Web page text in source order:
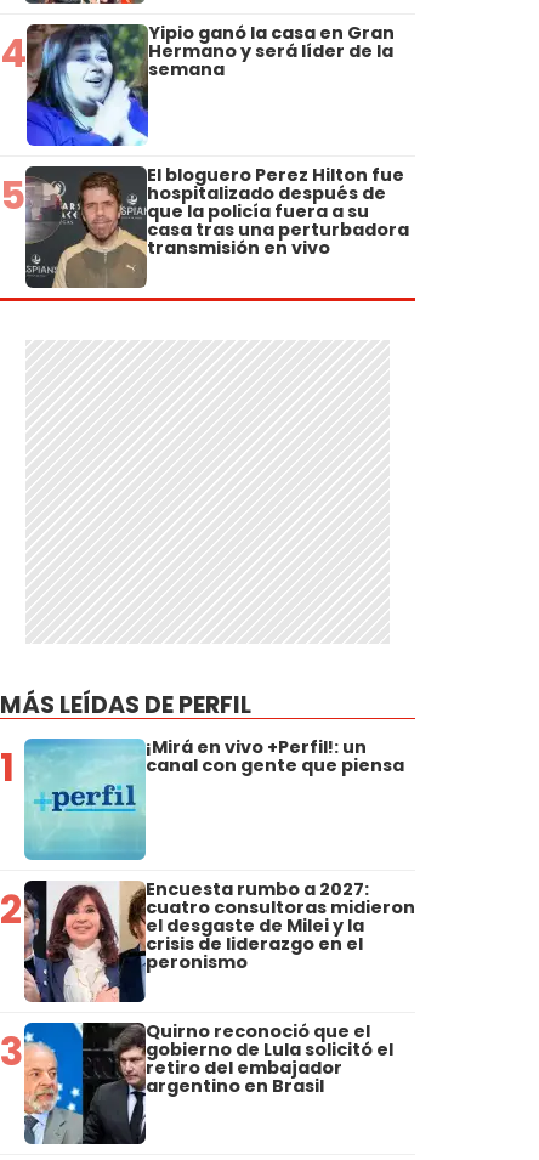
4 Yipio ganó la casa en Gran
Hermano y será líder de la
semana
5 El bloguero Perez Hilton fue
hospitalizado después de
que la policía fuera a su
casa tras una perturbadora
transmisión en vivo
MÁS LEÍDAS DE PERFIL
1 ¡Mirá en vivo +Perfil!: un
canal con gente que piensa
2 Encuesta rumbo a 2027:
cuatro consultoras midieron
el desgaste de Milei y la
crisis de liderazgo en el
peronismo
3 Quirno reconoció que el
gobierno de Lula solicitó el
retiro del embajador
argentino en Brasil